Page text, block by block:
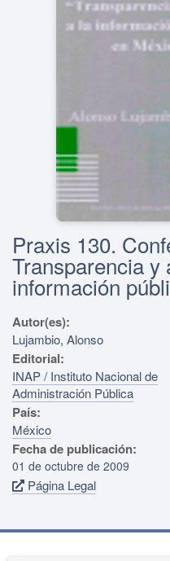
Praxis 130.
Transparencia y
información
Autor(es):
Lujambio, Alonso
Editorial:
INAP / Instituto Nacional de
Administración Pública
País:
México
Fecha de publicación:
01 de octubre de 2009
Página Legal